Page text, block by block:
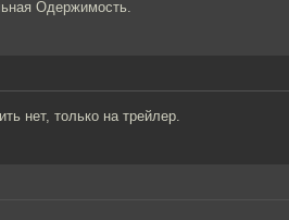
Одержимость.
нет, только на трейлер.